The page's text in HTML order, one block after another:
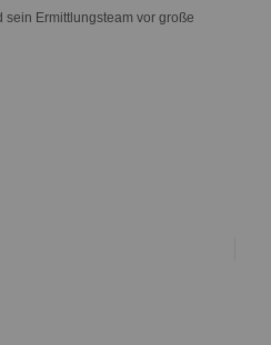
Ermittlungsteam vor große